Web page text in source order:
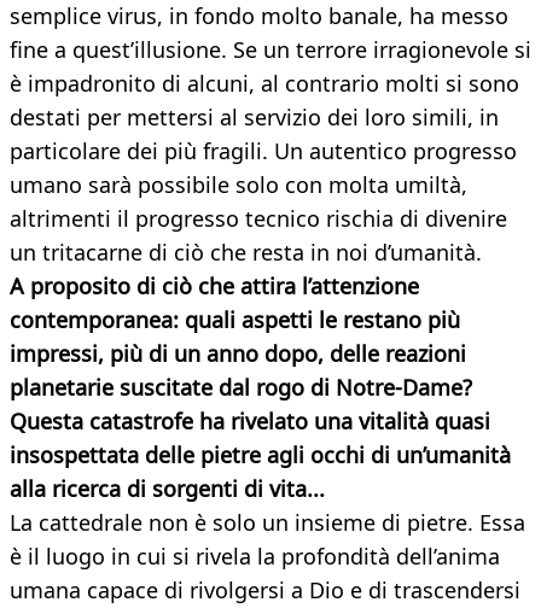
semplice virus, in fondo molto banale, ha messo
fine a quest’illusione. Se un terrore irragionevole si
è impadronito di alcuni, al contrario molti si sono
destati per mettersi al servizio dei loro simili, in
particolare dei più fragili. Un autentico progresso
umano sarà possibile solo con molta umiltà,
altrimenti il progresso tecnico rischia di divenire
un tritacarne di ciò che resta in noi d’umanità.
A proposito di ciò che attira l’attenzione
contemporanea: quali aspetti le restano più
impressi, più di un anno dopo, delle reazioni
planetarie suscitate dal rogo di Notre-Dame?
Questa catastrofe ha rivelato una vitalità quasi
insospettata delle pietre agli occhi di un’umanità
alla ricerca di sorgenti di vita...
La cattedrale non è solo un insieme di pietre. Essa
è il luogo in cui si rivela la profondità dell’anima
umana capace di rivolgersi a Dio e di trascendersi